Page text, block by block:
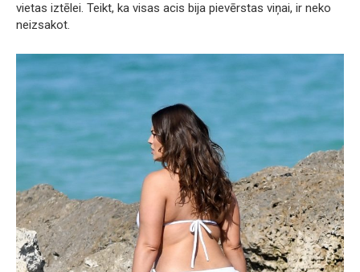
vietas iztēlei. Teikt, ka visas acis bija pievērstas viņai, ir neko
neizsakot.